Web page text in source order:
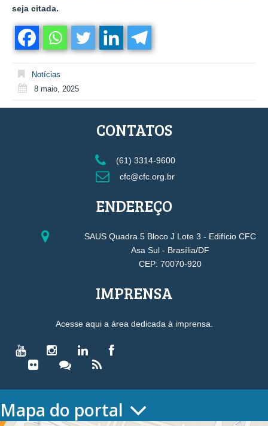
seja citada.
Notícias
8 maio, 2025
CONTATOS
(61) 3314-9600
cfc@cfc.org.br
ENDEREÇO
SAUS Quadra 5 Bloco J Lote 3 - Edifício CFC
Asa Sul - Brasília/DF
CEP: 70070-920
IMPRENSA
Acesse aqui a área dedicada à imprensa.
Mapa do portal